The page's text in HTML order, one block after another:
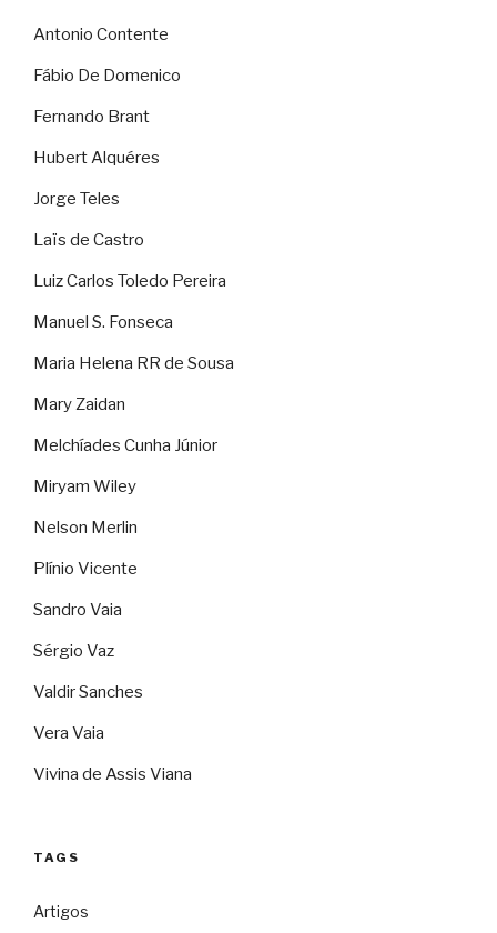
Antonio Contente
Fábio De Domenico
Fernando Brant
Hubert Alquéres
Jorge Teles
Laïs de Castro
Luiz Carlos Toledo Pereira
Manuel S. Fonseca
Maria Helena RR de Sousa
Mary Zaidan
Melchíades Cunha Júnior
Miryam Wiley
Nelson Merlin
Plínio Vicente
Sandro Vaia
Sérgio Vaz
Valdir Sanches
Vera Vaia
Vivina de Assis Viana
TAGS
Artigos